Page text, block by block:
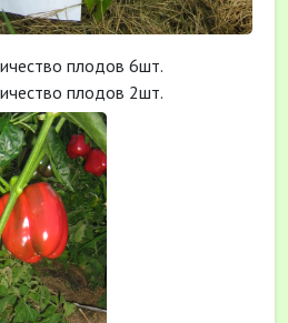
плодов 6шт.
плодов 2шт.